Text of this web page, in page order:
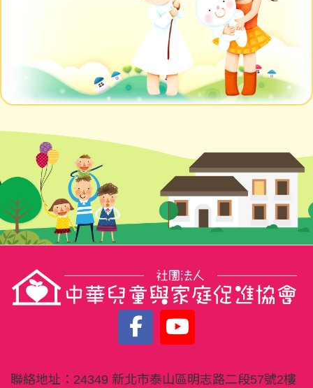
聯絡地址： 24349 新北市泰山區明志路二段57號2樓